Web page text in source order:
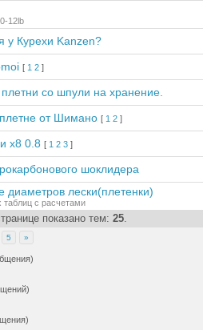
12lb
у Курехи Kanzen?
[ 1 2 ]
со шпули на хранение.
от Шимано [ 1 2 ]
х8 0.8 [ 1 2 3 ]
шоклидера
диаметров лески(плетенки)
таблиц с расчетами
показано тем: 25.
5 »